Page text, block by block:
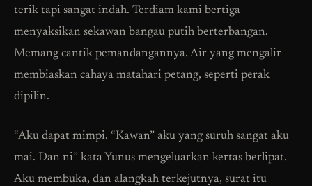
terik tapi sangat indah. Terdiam kami bertiga
menyaksikan sekawan bangau putih berterbangan.
Memang cantik pemandangannya. Air yang mengalir
membiaskan cahaya matahari petang, seperti perak
dipilin.
“Aku dapat mimpi. “Kawan” aku yang suruh sangat aku
mai. Dan ni” kata Yunus mengeluarkan kertas berlipat.
Aku membuka, dan alangkah terkejutnya, surat itu